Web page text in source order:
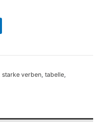
starke verben, tabelle,